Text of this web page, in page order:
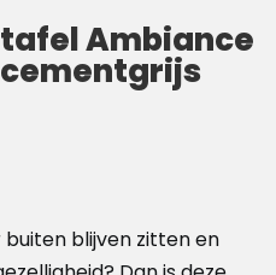
Ambiance
buiten blijven zitten en